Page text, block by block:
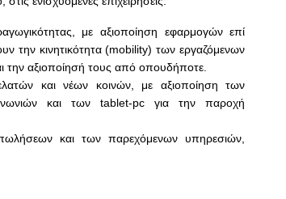
με αξιοποίηση εφαρμογών επί
την κινητικότητα (mobility) των εργαζόμενων
την αξιοποίησή τους από οπουδήποτε.
και νέων κοινών, με αξιοποίηση των
και των tablet-pc για την παροχή
και των παρεχόμενων υπηρεσιών,